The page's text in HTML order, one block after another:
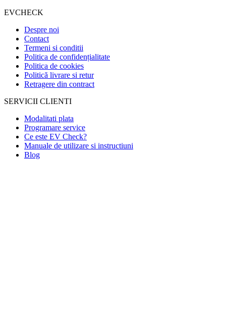
EVCHECK
Despre noi
Contact
Termeni si conditii
Politica de confidențialitate
Politica de cookies
Politică livrare si retur
Retragere din contract
SERVICII CLIENTI
Modalitati plata
Programare service
Ce este EV Check?
Manuale de utilizare si instructiuni
Blog